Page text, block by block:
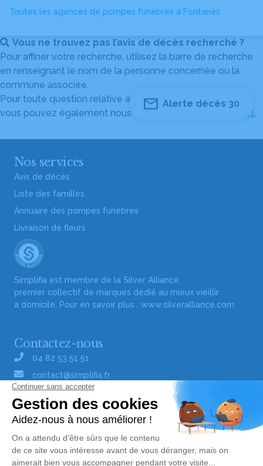
Toutes les agences de pompes funèbres à Fontanès
Vous ne trouvez pas l’avis de décès recherché ?
Pour affiner votre recherche, utilisez la barre de recherche
en renseignant le nom de la personne concernée ou la
commune associée.
Pour toute question relative au fonctionnement du site,
vous pouvez également nous contacter au
04 82 53 51 51.
Alerte décès 30
Nos services
Avis de décès
Liste des familles
Annuaire des pompes funèbres
Livraison de fleurs
Simplifia est membre de la Silver Alliance,
premier collectif de marques dédié au mieux vieillir
à domicile. Pour en savoir plus : www.silveralliance.com
Contactez-nous
04 82 53 51 51
contact@simplifia.fr
Réseaux sociaux